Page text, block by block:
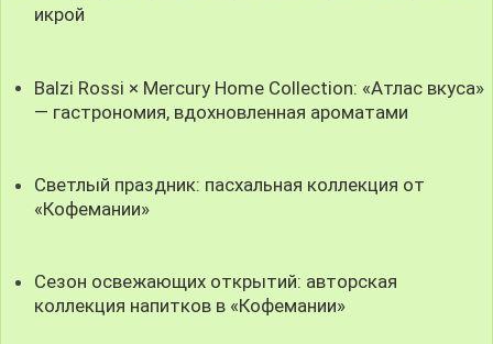
икрой
Balzi Rossi × Mercury Home Collection: «Атлас вкуса»
— гастрономия, вдохновленная ароматами
Светлый праздник: пасхальная коллекция от
«Кофемании»
Сезон освежающих открытий: авторская
коллекция напитков в «Кофемании»